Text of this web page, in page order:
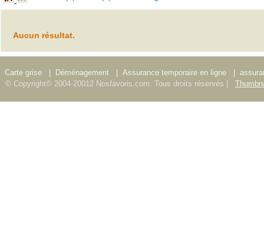
Aucun résultat.
Carte grise Déménagement Assurance temporaire en ligne
© Copyright© 2004-20012 Nosfavoris.com. Tous droits réservés |